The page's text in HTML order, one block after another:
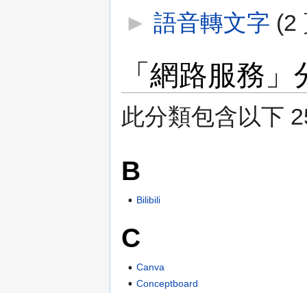
► 語音轉文字 (2
「網路服務
此分類包含以下
B
Bilibili
C
Canva
Conceptboard